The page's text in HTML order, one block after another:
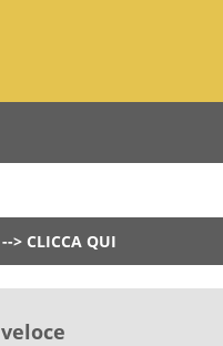
> CLICCA QUI